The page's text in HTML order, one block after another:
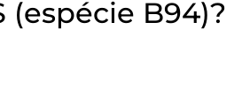
(espécie B94)?